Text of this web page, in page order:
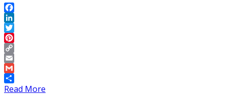
Facebook
LinkedIn
Twitter
Pinterest
Copy
Link
Email
Gmail
Share
Read More